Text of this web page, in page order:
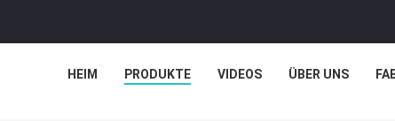
HEIM PRODUKTE VIDEOS ÜBER UNS